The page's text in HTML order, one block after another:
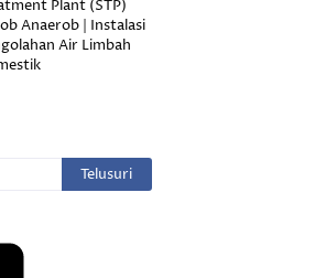
Plant (STP)
Anaerob | Instalasi
Air Limbah